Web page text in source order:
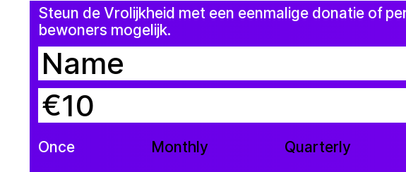
Steun de Vrolijkheid met een eenmalige donatie of
bewoners mogelijk.
€
Once Monthly Quarterly